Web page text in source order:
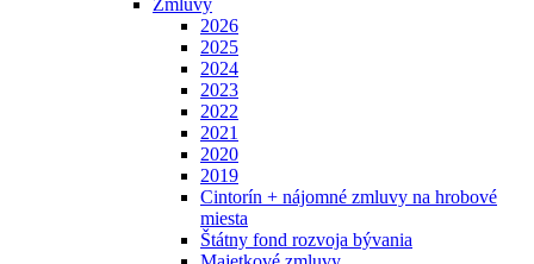
2026
2025
2024
2023
2022
2021
2020
2019
Cintorín + nájomné zmluvy na hrobové
miesta
Štátny fond rozvoja bývania